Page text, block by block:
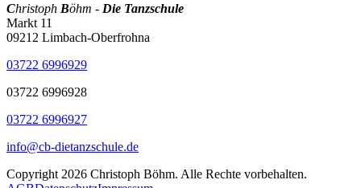
Christoph Böhm - Die Tanzschule
Markt 11
09212 Limbach-Oberfrohna
03722 6996929
03722 6996928
03722 6996927
info@cb-dietanzschule.de
Copyright 2026 Christoph Böhm. Alle Rechte vorbehalten.